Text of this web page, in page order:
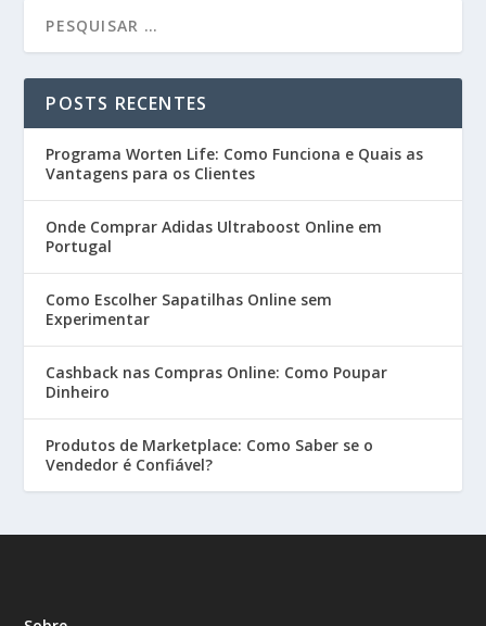
POSTS RECENTES
Programa Worten Life: Como Funciona e Quais as
Vantagens para os Clientes
Onde Comprar Adidas Ultraboost Online em
Portugal
Como Escolher Sapatilhas Online sem
Experimentar
Cashback nas Compras Online: Como Poupar
Dinheiro
Produtos de Marketplace: Como Saber se o
Vendedor é Confiável?